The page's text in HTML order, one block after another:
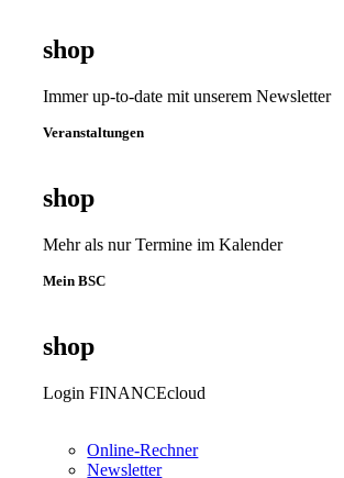
shop
Immer up-to-date mit unserem Newsletter
Veranstaltungen
shop
Mehr als nur Termine im Kalender
Mein BSC
shop
Login FINANCEcloud
Online-Rechner
Newsletter